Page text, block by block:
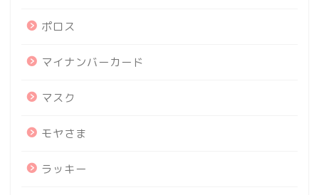
ポロス
マイナンバーカード
マスク
モヤさま
ラッキー